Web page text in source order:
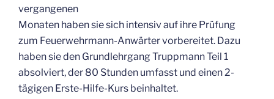
vergangenen
Monaten haben sie sich intensiv auf ihre Prüfung
zum Feuerwehrmann-Anwärter vorbereitet. Dazu
haben sie den Grundlehrgang Truppmann Teil 1
absolviert, der 80 Stunden umfasst und einen 2-
tägigen Erste-Hilfe-Kurs beinhaltet.